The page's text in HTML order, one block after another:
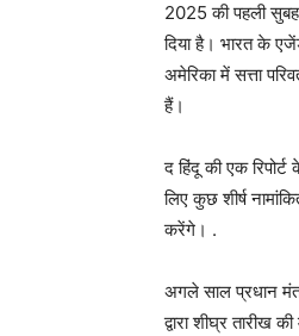
2025 की पहली
दिया है। भारत के
अमेरिका में सत्ता
हैं।
द हिंदू की एक
लिए कुछ शीर्ष
करेंगे। .
अगले साल प्रधान
द्वारा शीघ्र तारीख